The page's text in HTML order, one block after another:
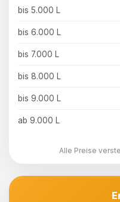
bis 5.000 L
bis 6.000 L
bis 7.000 L
bis 8.000 L
bis 9.000 L
ab 9.000 L
Alle Preise